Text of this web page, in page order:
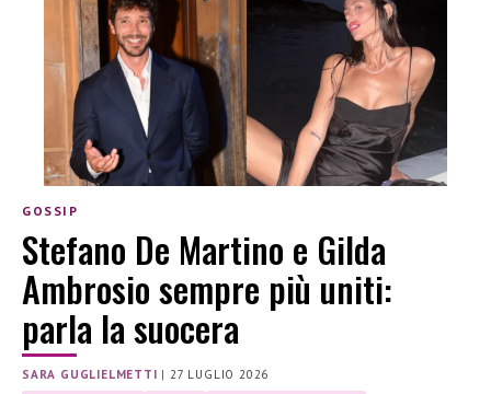
GOSSIP
Stefano De Martino e Gilda
Ambrosio sempre più uniti:
parla la suocera
SARA GUGLIELMETTI |27 LUGLIO 2026